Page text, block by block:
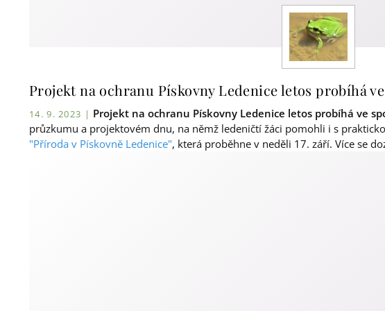
Projekt na ochranu Pískovny Ledenice letos probíhá
14. 9. 2023 | Projekt na ochranu Pískovny Ledenice letos probíhá ve
průzkumu a projektovém dnu, na němž ledeničtí žáci pomohli i s
"Příroda v Pískovně Ledenice", která proběhne v neděli 17. září. Více se